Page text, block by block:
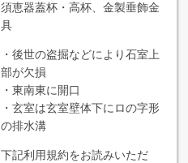
須恵器蓋杯・高杯、金製垂飾金
具
・後世の盗掘などにより石室上
部が欠損
・東南東に開口
・玄室は玄室壁体下にロの字形
の排水溝
下記利用規約をお読みいただ